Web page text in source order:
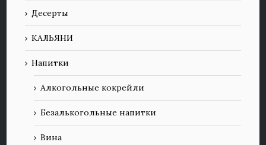
Десерты
КАЛЬЯНИ
Напитки
Алкогольные кокрейли
Безалькогольные напитки
Вина